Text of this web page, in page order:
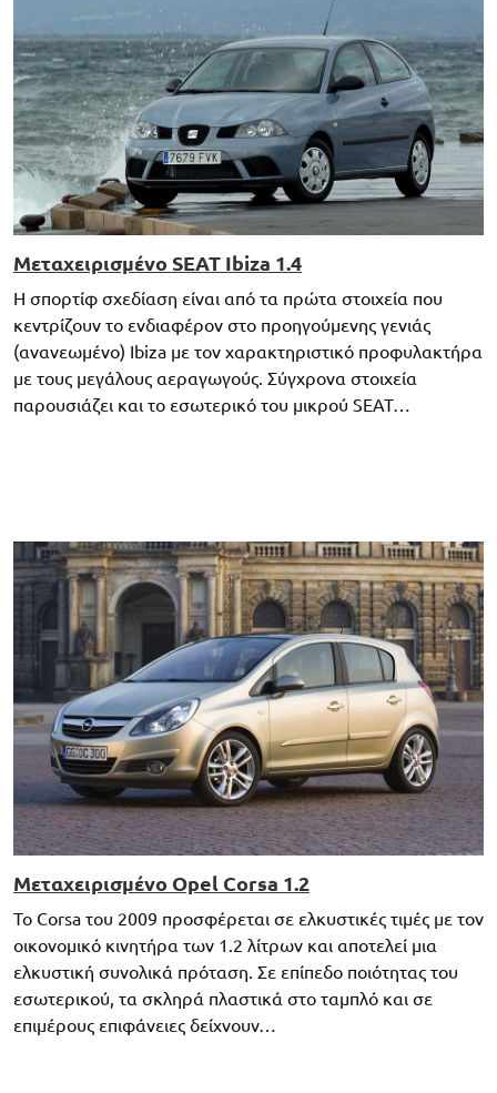
Μεταχειρισμένο SEAT Ibiza 1.4
Η σπορτίφ σχεδίαση είναι από τα πρώτα στοιχεία που
κεντρίζουν το ενδιαφέρον στο προηγούμενης γενιάς
(ανανεωμένο) Ibiza με τον χαρακτηριστικό προφυλακτήρα
με τους μεγάλους αεραγωγούς. Σύγχρονα στοιχεία
παρουσιάζει και το εσωτερικό του μικρού SEAT…
Μεταχειρισμένο Opel Corsa 1.2
Το Corsa του 2009 προσφέρεται σε ελκυστικές τιμές με τον
οικονομικό κινητήρα των 1.2 λίτρων και αποτελεί μια
ελκυστική συνολικά πρόταση. Σε επίπεδο ποιότητας του
εσωτερικού, τα σκληρά πλαστικά στο ταμπλό και σε
επιμέρους επιφάνειες δείχνουν…